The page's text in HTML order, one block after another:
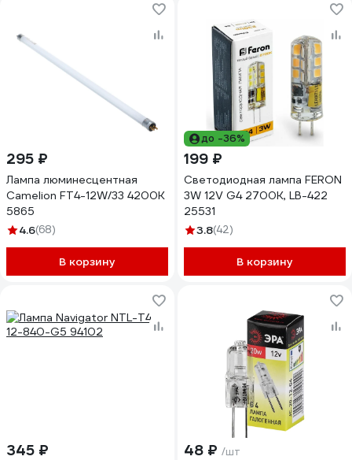
295 ₽
Лампа люминесцентная
Camelion FT4-12W/33 4200K
5865
4.6(68)
В корзину
до -36%
199 ₽
Светодиодная лампа FERON
3W 12V G4 2700K, LB-422
25531
3.8(42)
В корзину
345 ₽ 48 ₽ /шт